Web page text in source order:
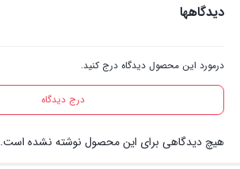
دیدگاهها
درمورد این محصول دیدگاه درج کنید.
درج دیدگاه
هیچ دیدگاهی برای این محصول نوشته نشده است.